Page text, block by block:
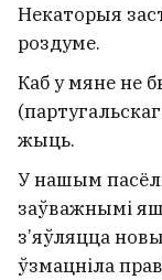
Некаторыя
роздуме.
Каб у мяне не
жыць.
У нашым
заўважнымі
з’яўляцца
ўзмацніла